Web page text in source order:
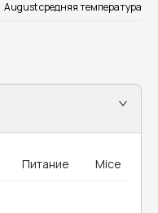
August средняя температура
Питание Mice